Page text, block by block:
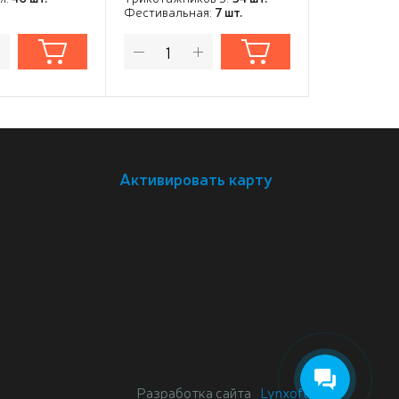
Фестивальная: 7 шт.
Активировать карту
Разработка сайта Lynxoft